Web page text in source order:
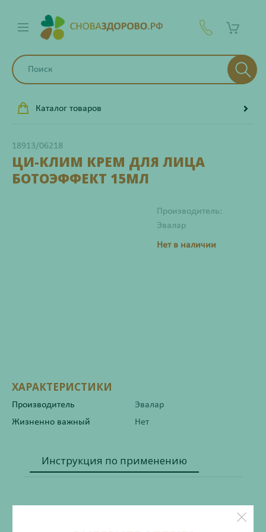
Каталог товаров
18913/06218
ЦИ-КЛИМ КРЕМ ДЛЯ ЛИЦА
БОТОЭФФЕКТ 15МЛ
Производитель:
Эвалар
Нет в наличии
ХАРАКТЕРИСТИКИ
Производитель
Эвалар
Жизненно важный
Нет
Инструкция по применению